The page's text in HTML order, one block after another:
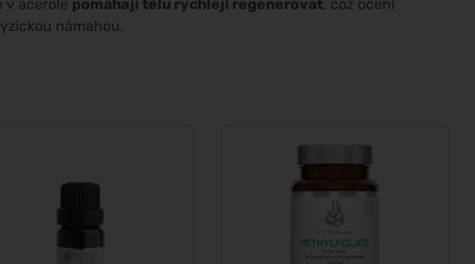
v acerole pomáhají tělu rychleji regenerovat, což ocení
námahou.